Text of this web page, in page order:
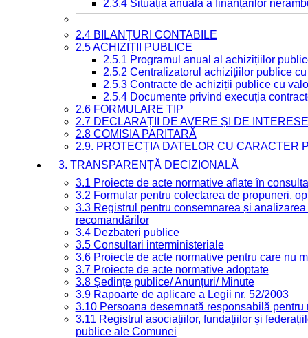
2.3.4 Situația anuală a finanțărilor
2.4 BILANȚURI CONTABILE
2.5 ACHIZIȚII PUBLICE
2.5.1 Programul anual al achizițiilor
2.5.2 Centralizatorul achizițiilor publice
2.5.3 Contracte de achiziții publice cu
2.5.4 Documente privind execuția
2.6 FORMULARE TIP
2.7 DECLARAȚII DE AVERE ȘI DE INTERESE
2.8 COMISIA PARITARĂ
2.9. PROTECȚIA DATELOR CU CARACTER
3. TRANSPARENȚĂ DECIZIONALĂ
3.1 Proiecte de acte normative aflate în
3.2 Formular pentru colectarea de propuneri,
3.3 Registrul pentru consemnarea și
recomandărilor
3.4 Dezbateri publice
3.5 Consultari interministeriale
3.6 Proiecte de acte normative pentru care nu
3.7 Proiecte de acte normative adoptate
3.8 Ședințe publice/ Anunțuri/ Minute
3.9 Rapoarte de aplicare a Legii nr. 52/2003
3.10 Persoana desemnată responsabilă
3.11 Registrul asociațiilor, fundațiilor și
publice ale Comunei